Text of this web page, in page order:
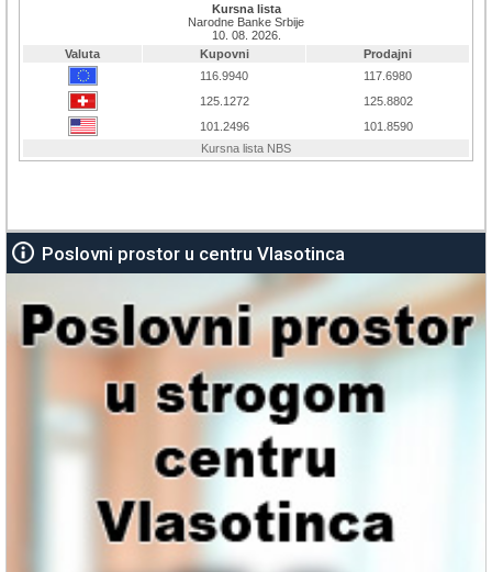
Poslovni prostor u centru Vlasotinca